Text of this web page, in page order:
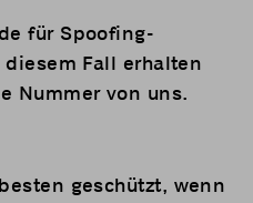
für Spoofing-
Fall erhalten
Nummer von uns.
geschützt, wenn